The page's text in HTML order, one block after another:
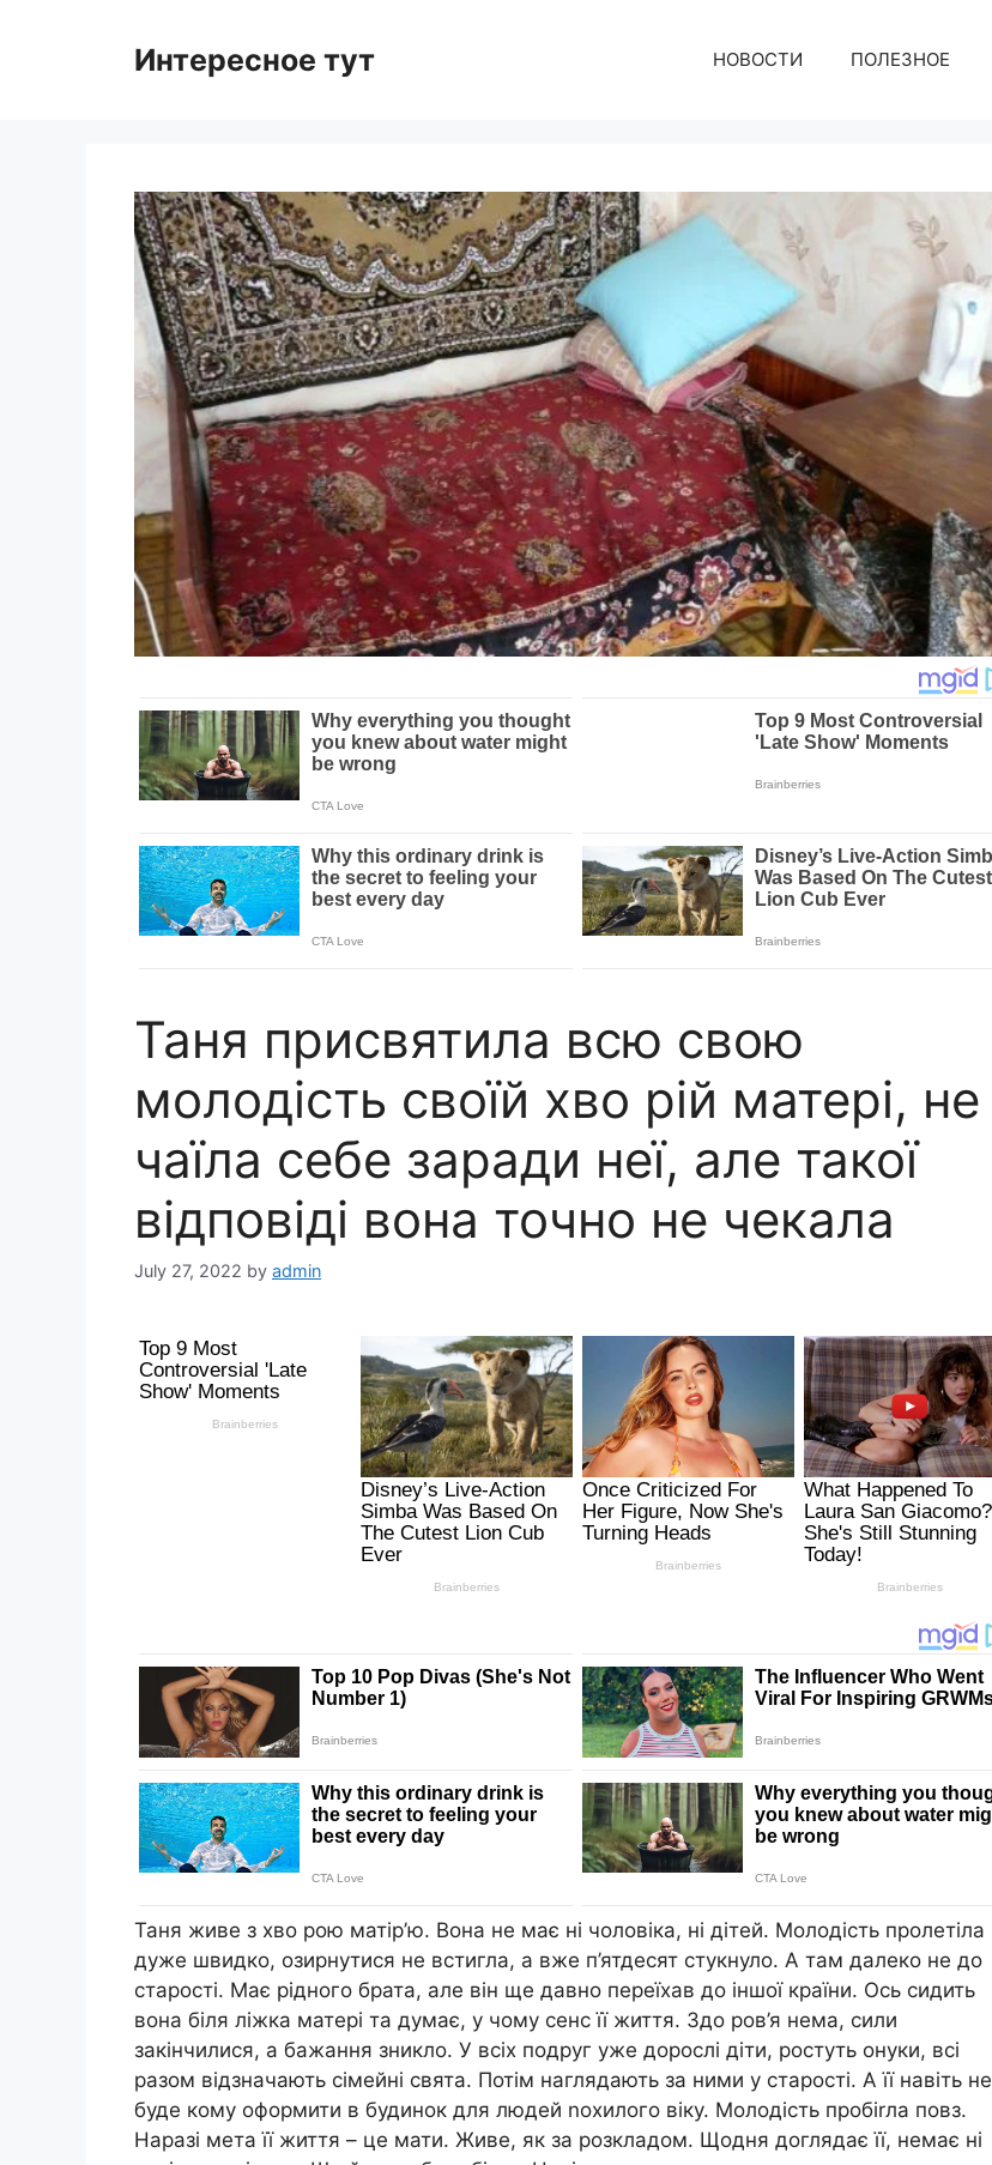
Интересное тут НОВОСТИ ПОЛЕЗНОЕ
Таня присвятила всю свою
молодість своїй хво рій матері, не
чаїла себе заради неї, але такої
відповіді вона точно не чекала
July 27, 2022 by admin
Таня живе з хво рою матір’ю. Вона не має ні чоловіка, ні дітей. Молодість пролетіла
дуже швидко, озирнутися не встигла, а вже п’ятдесят стукнуло. А там далеко не до
старості. Має рідного брата, але він ще давно переїхав до іншої країни. Ось сидить
вона біля ліжка матері та думає, у чому сенс її життя. Здо ров’я нема, сили
закінчилися, а бажання зникло. У всіх подруг уже дорослі діти, ростуть онуки, всі
разом відзначають сімейні свята. Потім наглядають за ними у старості. А її навіть не
буде кому оформити в будинок для людей nохилого віку. Молодість пробіrла повз.
Наразі мета її життя – це мати. Живе, як за розкладом. Щодня доглядає її, немає ні